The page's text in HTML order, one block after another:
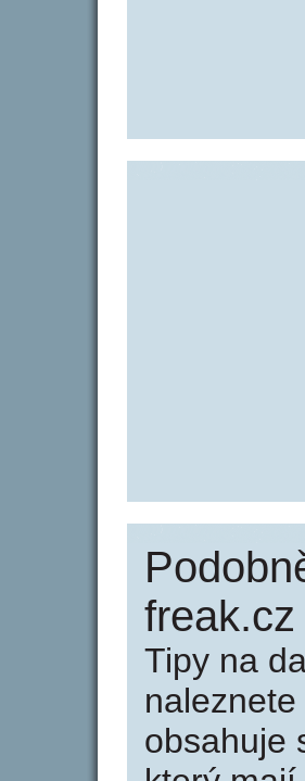
freak.cz
Tipy na
obsahuje